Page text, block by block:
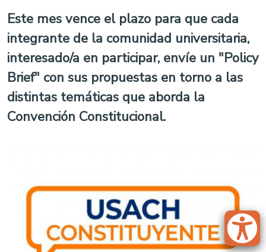
Este mes vence el plazo para que cada
integrante de la comunidad universitaria,
interesado/a en participar, envíe un "Policy
Brief" con sus propuestas en torno a las
distintas temáticas que aborda la
Convención Constitucional.